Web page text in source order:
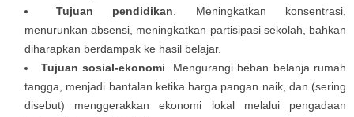
Tujuan pendidikan. Meningkatkan konsentrasi,
menurunkan absensi, meningkatkan partisipasi sekolah, bahkan
diharapkan berdampak ke hasil belajar.
Tujuan sosial-ekonomi. Mengurangi beban belanja rumah
tangga, menjadi bantalan ketika harga pangan naik, dan (sering
disebut) menggerakkan ekonomi lokal melalui pengadaan